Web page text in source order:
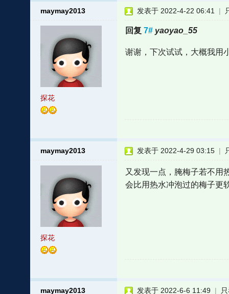
maymay2013
探花
发表于 2022-4-22 06:41 |
回复 7# yaoyao_55
谢谢，下次试试，大概我用
maymay2013
探花
发表于 2022-4-29 03:15 |
又发现一点，腌梅子若不用
会比用热水冲泡过的梅子更
maymay2013 发表于 2022-6-6 11:49 |